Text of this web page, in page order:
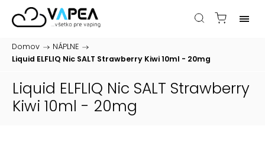
Domov / NÁPLNE /
Liquid ELFLIQ Nic SALT Strawberry Kiwi 10ml - 20mg
Liquid ELFLIQ Nic SALT Strawberry
Kiwi 10ml - 20mg